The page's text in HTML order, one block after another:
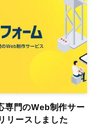
専門のWeb制作サー
リースしました